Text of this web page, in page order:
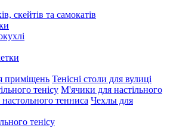
скейтів та самокатів
приміщень Тенісні столи для вулиці
тенісу М'ячики для настільного
тенниса Чехлы для
тенісу